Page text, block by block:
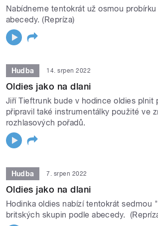
Nabídneme tentokrát už osmou
abecedy. (Repríza)
Hudba 14. srpen 2022
Oldies jako na dlani
Jiří Tieftrunk bude v hodince oldies plnit
připravil také instrumentálky použité ve
rozhlasových pořadů.
Hudba 7. srpen 2022
Oldies jako na dlani
Hodinka oldies nabízí tentokrát sedmou
britských skupin podle abecedy.